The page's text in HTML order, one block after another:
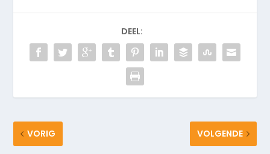
DEEL:
VORIG VOLGENDE